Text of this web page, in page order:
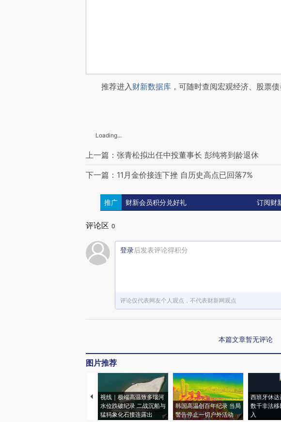
推荐进入财新数据库 ，可随时查阅宏观经济、股票
Loading...
上一篇：张青松拟出任中投董事长 彭纯将到龄退休
下一篇：11月金价接连下挫 自历史高点已回落7%
推广 财新会员积分兑好礼 订阅财
评论区 0
登录后发表评论得积分
评论仅代表网友个人观点，不代表财新网观点
本篇文章暂无评论
图片推荐
视线｜极端高温致多瑙河
水位跌破纪录 二战沉船与
猛犸象化石接连露出
韩国高温创百年纪录 当局
警告停止一切户外活动
西班牙休
数千非法
入